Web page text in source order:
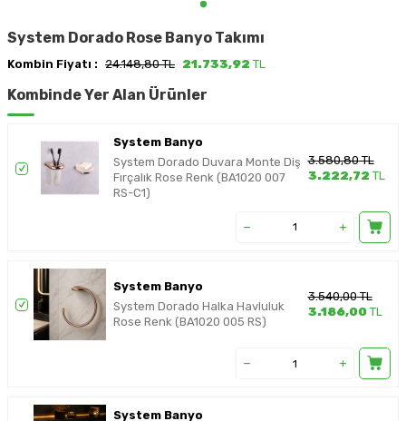
System Dorado Rose Banyo Takımı
Kombin Fiyatı : 24.148,80 TL 21.733,92 TL
Kombinde Yer Alan Ürünler
System Banyo
System Dorado Duvara Monte Diş
Fırçalık Rose Renk (BA1020 007
RS-C1)
3.580,80TL
3.222,72 TL
System Banyo
System Dorado Halka Havluluk
Rose Renk (BA1020 005 RS)
3.540,00TL
3.186,00TL
System Banyo